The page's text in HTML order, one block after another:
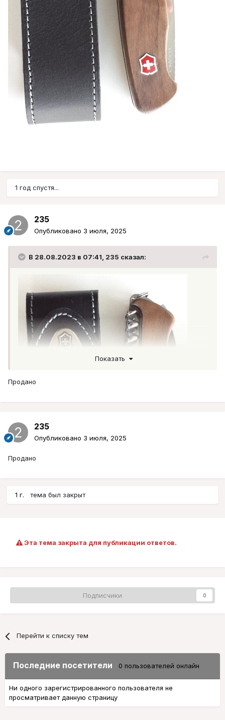
1 год спустя...
235
Опубликовано 3 июля, 2025
В 28.08.2023 в 07:41, 235 сказал:
Показать
Продано
235
Опубликовано 3 июля, 2025
Продано
1 г. тема был закрыт
Эта тема закрыта для публикации ответов.
Подписчики 0
Перейти к списку тем
Последние посетители 0 пользователей онлайн
Ни одного зарегистрированного пользователя не
просматривает данную страницу